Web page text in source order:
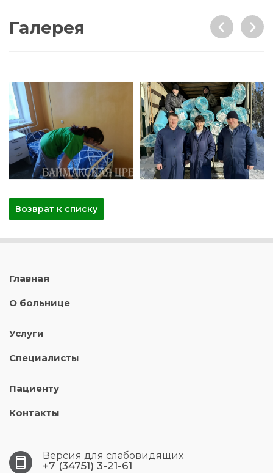
Галерея
Возврат к списку
Главная
О больнице
Услуги
Специалисты
Пациенту
Контакты
Версия для слабовидящих
+7 (34751) 3-21-61